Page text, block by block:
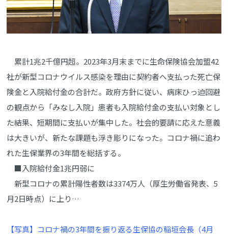
累計1兆2千億円超。2023年3月末までに生命保険協会加盟42
社が新型コロナウイルス感染を理由に契約者へ支払った死亡保
険金と入院給付金の合計だ。政府方針に従い、病床ひっ迫回避
の観点から「みなし入院」患者も入院給付金の支払い対象とし
た結果、短期間に支払いが集中した。社会的要請に応えた意義
は大きいが、新たな課題も浮き彫りになった。コロナ禍に追わ
れた生保業界の3年間を総括する。
■入院給付金1兆円弱に
新型コロナの累計陽性者数は3374万人（厚生労働省発表、5
月2日時点）に上り…
【写真】コロナ禍の3年間を振り返る生保協の稲垣会長（4月